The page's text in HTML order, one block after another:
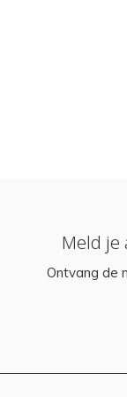
Meld je
Ontvang de